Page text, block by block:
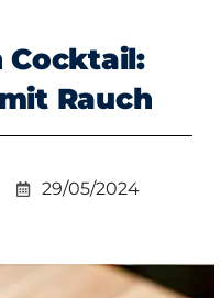
Cocktail:
Rauch
29/05/2024